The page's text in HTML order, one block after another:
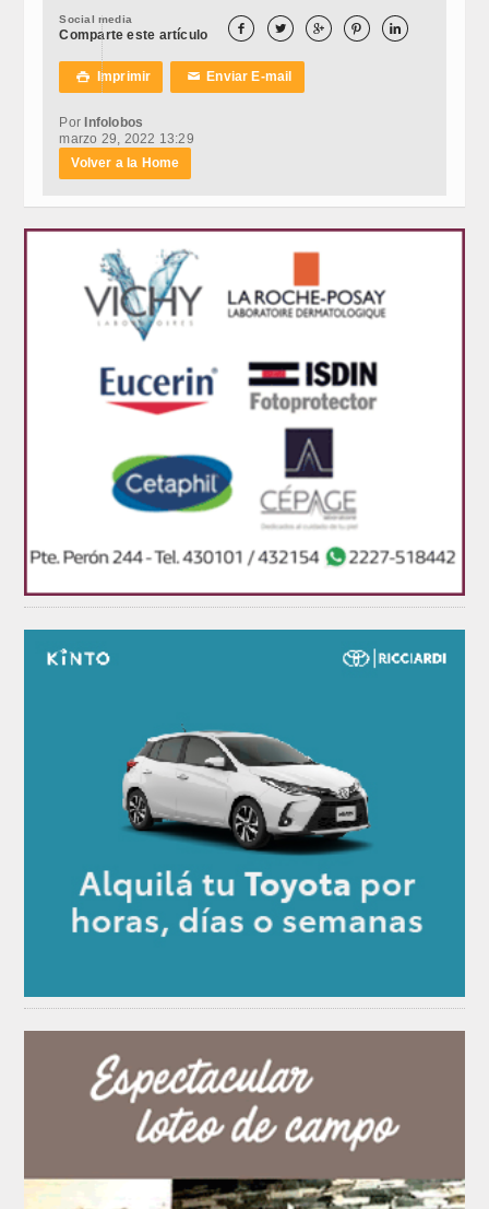
Social media
Comparte este artículo     
 Imprimir ✉Enviar E-mail
Por Infolobos
marzo 29, 2022 13:29
Volver a la Home